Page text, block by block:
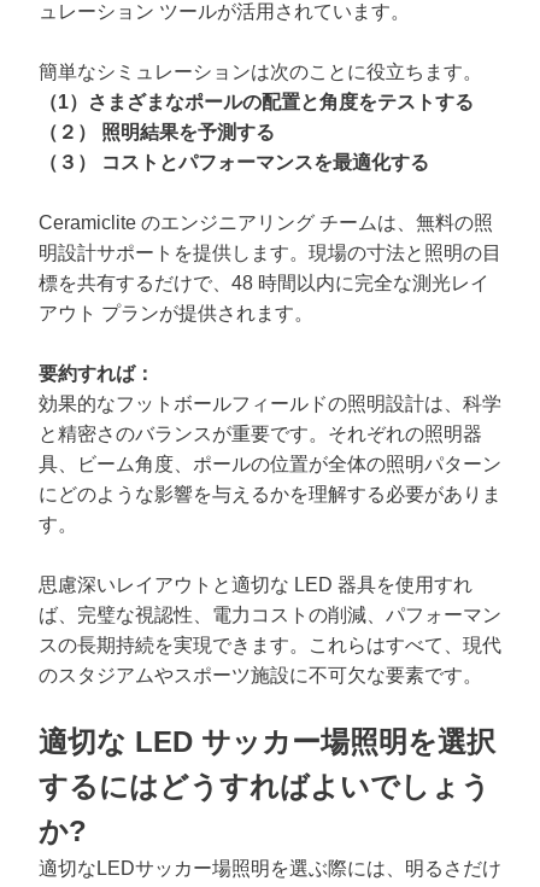
ュレーション ツールが活用されています。
簡単なシミュレーションは次のことに役立ちます。
（1）さまざまなポールの配置と角度をテストする
（２） 照明結果を予測する
（３）
コストとパフォーマンスを最適化する
Ceramiclite のエンジニアリング チームは、無料の照
明設計サポートを提供します。現場の寸法と照明の目
標を共有するだけで、48 時間以内に完全な測光レイ
アウト プランが提供されます。
要約すれば：
効果的なフットボールフィールドの照明設計は、科学
と精密さのバランスが重要です。それぞれの照明器
具、ビーム角度、ポールの位置が全体の照明パターン
にどのような影響を与えるかを理解する必要がありま
す。
思慮深いレイアウトと適切な LED 器具を使用すれ
ば、完璧な視認性、電力コストの削減、パフォーマン
スの長期持続を実現できます。これらはすべて、現代
のスタジアムやスポーツ施設に不可欠な要素です。
適切な LED サッカー場照明を選択
するにはどうすればよいでしょう
か?
適切なLEDサッカー場照明を選ぶ際には、明るさだけ